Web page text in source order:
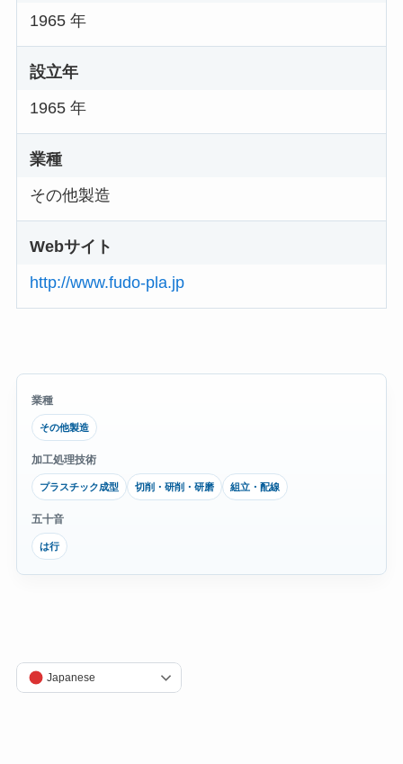
1965 年
設立年
1965 年
業種
その他製造
Webサイト
http://www.fudo-pla.jp
業種
その他製造
加工処理技術
プラスチック成型 切削・研削・研磨 組立・配線
五十音
は行
Japanese